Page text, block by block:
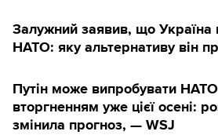
Залужний заявив, що Україна
НАТО: яку альтернативу він
Путін може випробувати
вторгненням уже цієї осені:
змінила прогноз, — WSJ